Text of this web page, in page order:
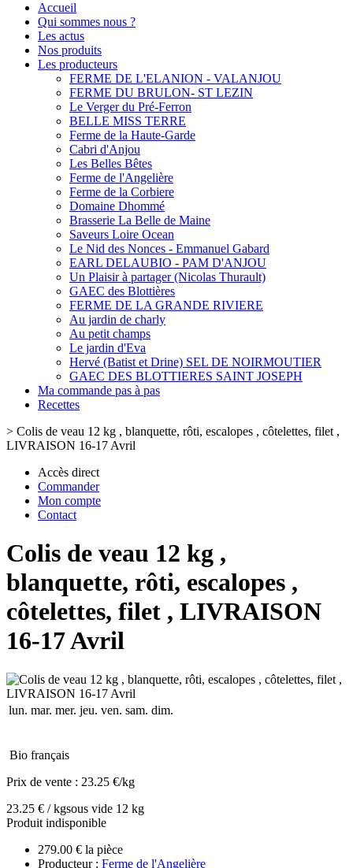
Accueil
Qui sommes nous ?
Les actus
Nos produits
Les producteurs
FERME DE L'ELANION - VALANJOU
FERME DU BRULON- ST LEZIN
Le Verger du Pré-Ferron
BELLE MISS TERRE
Ferme de la Haute-Garde
Cabri d'Anjou
Les Belles Bêtes
Ferme de l'Angelière
Ferme de la Corbiere
Domaine Dhommé
Brasserie La Belle de Maine
Saveurs Loire Ocean
Le Nid des Nonces - Emmanuel Gabard
EARL DELAUBIO - PAM D'ANJOU
Un Plaisir à partager (Nicolas Thurault)
GAEC des Blottières
FERME DE LA GRANDE RIVIERE
Au jardin de charly
Au petit champs
Le jardin d'Eva
Hervé (Batist et Drine) SEL DE NOIRMOUTIER
GAEC DES BLOTTIERES SAINT JOSEPH
Ma commande pas à pas
Recettes
> Colis de veau 12 kg , blanquette, rôti, escalopes , côtelettes, filet ,
LIVRAISON 16-17 Avril
Accès direct
Commander
Mon compte
Contact
Colis de veau 12 kg ,
blanquette, rôti, escalopes ,
côtelettes, filet , LIVRAISON
16-17 Avril
lun. mar. mer. jeu. ven. sam. dim.
Bio français
Prix de vente : 23.25 €/kg
23.25 € / kgsous vide 12 kg
Produit indisponible
279.00 € la pièce
Producteur : Ferme de l'Angelière